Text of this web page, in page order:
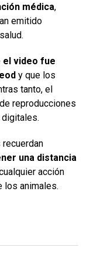
médica,
emitido
el video fue
y que los
tanto, el
reproducciones
una distancia
acción
los animales.